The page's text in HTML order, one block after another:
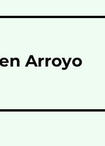
Arroyo